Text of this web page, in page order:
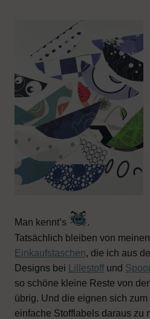
Man kennt’s
.
Tatsächlich bleiben von
Einkaufstaschen, die ich aus
Designs bei
Lillestoffund
so schöne kleine Reste von
übrig. Und die eignen sich
einfache Stofflabels daraus zu